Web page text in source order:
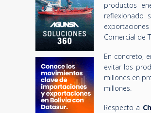
productos
reflexionado
Comercial de
En concreto,
evitar los
millones en
millones.
Respecto a